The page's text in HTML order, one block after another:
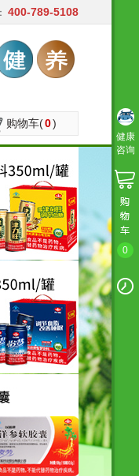
400-789-5108
购物车(0)
健康
咨询
0